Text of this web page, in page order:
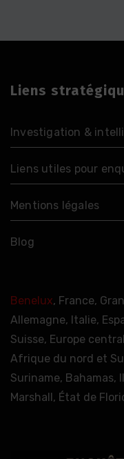
Liens
Investigation &
Liens utiles pour
Mentions légales
Blog
Benelux, France,
Allemagne, Italie,
Suisse, Europe
Afrique du nord et
Suriname, Bahamas,
Marshall, État de